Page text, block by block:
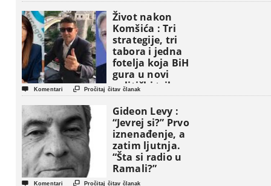
Život nakon
Komšića : Tri
strategije, tri
tabora i jedna
fotelja koja BiH
gura u novi
politički triler
 Komentari  Pročitaj čitav članak
Gideon Levy :
“Jevrej si?” Prvo
iznenađenje, a
zatim ljutnja.
“Šta si radio u
Ramali?”
 Komentari  Pročitaj čitav članak